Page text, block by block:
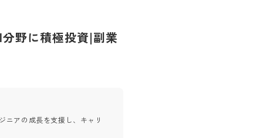
野に積極投資|副業
ニアの成長を支援し、キャリ